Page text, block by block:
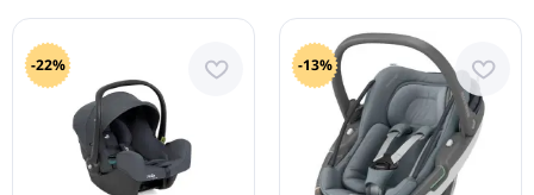
-22% -13%